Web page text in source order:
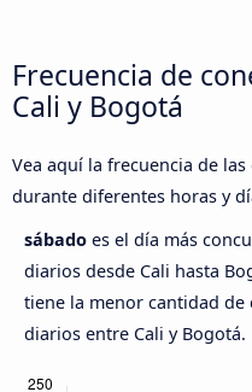
Frecuencia de
Cali y Bogotá
Vea aquí la frecuencia de
durante diferentes horas y
sábado es el día más
diarios desde Cali hasta
tiene la menor cantidad de
diarios entre Cali y Bogotá.